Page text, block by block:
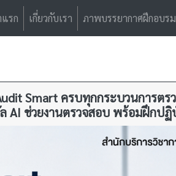
รก เกี่ยวกับเรา ภาพบรรยากาศฝึกอบรม
Smart ครบทุกกระบวนการต
AI ช่วยงานตรวจสอบ พร้อมฝึกป